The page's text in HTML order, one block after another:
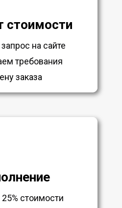
стоимости
на сайте
требования
заказа
стоимости